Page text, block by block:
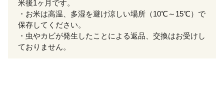
米後1ヶ月です。
・お米は高温、多湿を避け涼しい場所（10℃～15℃）で
保存してください。
・虫やカビが発生したことによる返品、交換はお受けし
ておりません。